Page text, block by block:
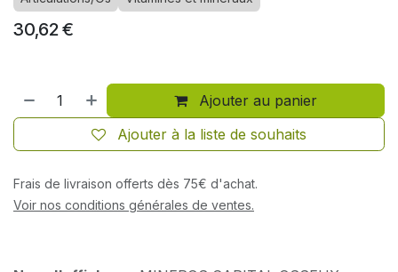
30,62€
Ajouter au panier
Ajouter à la liste de souhaits
Frais de livraison offerts dès 75€ d'achat.
Voir nos conditions générales de ventes.